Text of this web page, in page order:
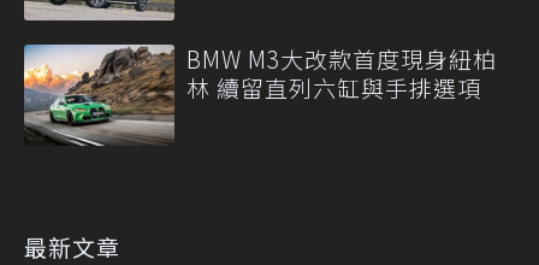
BMW M3大改款首度現身紐柏
林 續留直列六缸與手排選項
最新文章